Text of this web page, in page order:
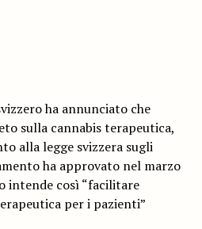
ha annunciato che
sulla cannabis terapeutica,
alla legge svizzera sugli
ha approvato nel marzo
intende così “facilitare
per i pazienti”